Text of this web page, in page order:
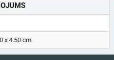
x 4.50 cm